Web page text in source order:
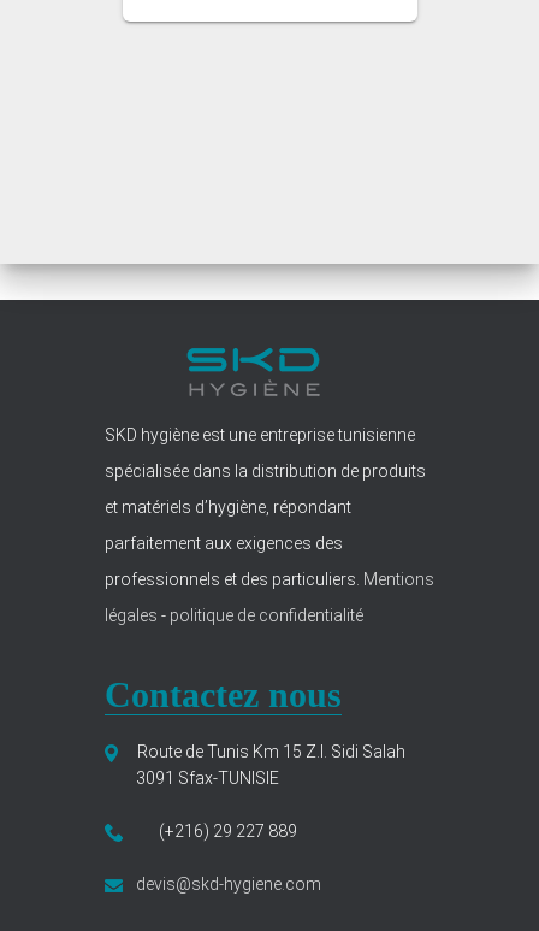
SKD hygiène est une entreprise tunisienne
spécialisée dans la distribution de produits
et matériels d’hygiène, répondant
parfaitement aux exigences des
professionnels et des particuliers. Mentions
légales -politique de confidentialité
Contactez nous
Route de Tunis Km 15 Z.I. Sidi Salah
3091 Sfax-TUNISIE
(+216) 29 227 889
devis@skd-hygiene.com